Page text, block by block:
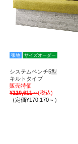
張地 サイズオーダー
システムベンチ5型
キルトタイプ
販売特価
¥110,611～(税込)
（定価¥170,170～）